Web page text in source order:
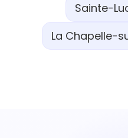
Sainte-
La Chapelle-